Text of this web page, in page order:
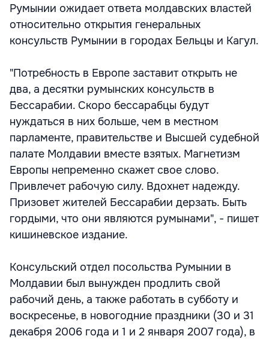
Румынии ожидает ответа молдавских властей
относительно открытия генеральных
консульств Румынии в городах Бельцы и Кагул.
"Потребность в Европе заставит открыть не
два, а десятки румынских консульств в
Бессарабии. Скоро бессарабцы будут
нуждаться в них больше, чем в местном
парламенте, правительстве и Высшей судебной
палате Молдавии вместе взятых. Магнетизм
Европы непременно скажет свое слово.
Привлечет рабочую силу. Вдохнет надежду.
Призовет жителей Бессарабии дерзать. Быть
гордыми, что они являются румынами", - пишет
кишиневское издание.
Консульский отдел посольства Румынии в
Молдавии был вынужден продлить свой
рабочий день, а также работать в субботу и
воскресенье, в новогодние праздники (30 и 31
декабря 2006 года и 1 и 2 января 2007 года), в